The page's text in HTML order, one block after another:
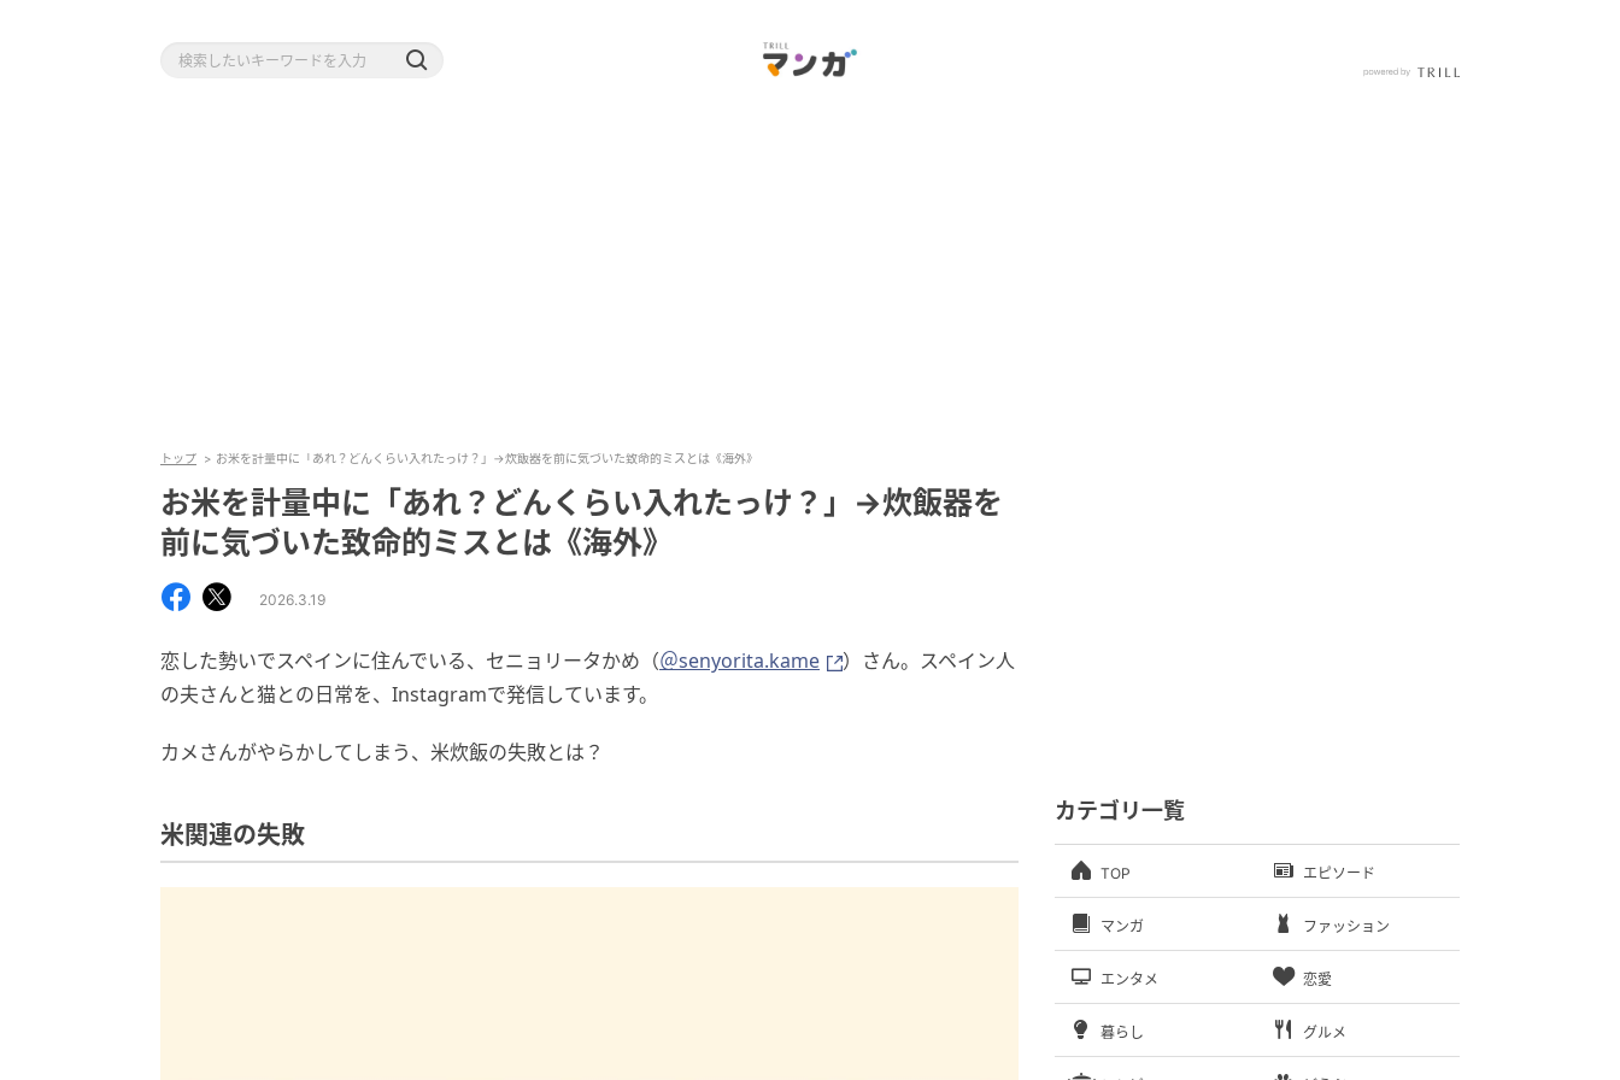
トップ お米を計量中に「あれ？どんくらい入れたっけ？」→炊飯器を前に気づいた致命的ミスとは《海外》
お米を計量中に「あれ？どんくらい入れたっけ？」→炊飯器を
前に気づいた致命的ミスとは《海外》
2026.3.19
恋した勢いでスペインに住んでいる、セニョリータかめ（＠senyorita.kame
）さん。スペイン人
の夫さんと猫との日常を、Instagramで発信しています。
カメさんがやらかしてしまう、米炊飯の失敗とは？
米関連の失敗
カテゴリ一覧
TOP エピソード
マンガ ファッション
エンタメ 恋愛
暮らし グルメ